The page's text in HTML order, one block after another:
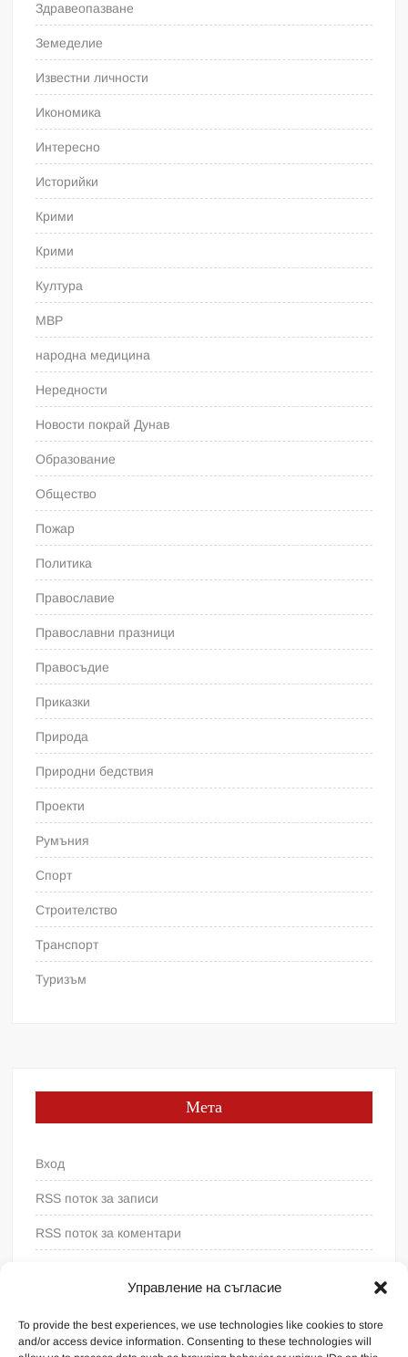
Управление на съгласие
To provide the best experiences, we use technologies like cookies to store
and/or access device information. Consenting to these technologies will
Здравеопазване
Земеделие
Известни личности
Икономика
Интересно
Историйки
Крими
Крими
Култура
МВР
народна медицина
Нередности
Новости покрай Дунав
Образование
Общество
Пожар
Политика
Православие
Православни празници
Правосъдие
Приказки
Природа
Природни бедствия
Проекти
Румъния
Спорт
Строителство
Транспорт
Туризъм
Мета
Вход
RSS поток за записи
RSS поток за коментари